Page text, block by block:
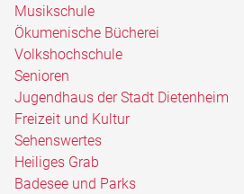
Musikschule
Ökumenische Bücherei
Volkshochschule
Senioren
Jugendhaus der Stadt Dietenheim
Freizeit und Kultur
Sehenswertes
Heiliges Grab
Badesee und Parks